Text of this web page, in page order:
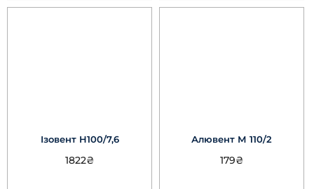
Ізовент Н100/7,6
1822₴
Алювент М 110/2
179₴